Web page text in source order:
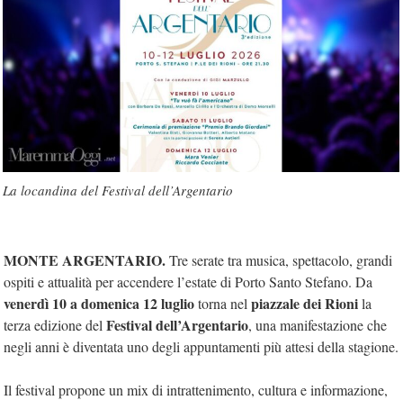
La locandina del Festival dell’Argentario
MONTE ARGENTARIO.Tre serate tra musica, spettacolo, grandi
ospiti e attualità per accendere l’estate di Porto Santo Stefano. Da
venerdì 10 a domenica 12 lugliotorna nel piazzale dei Rionila
terza edizione del Festival dell’Argentario, una manifestazione che
negli anni è diventata uno degli appuntamenti più attesi della stagione.
Il festival propone un mix di intrattenimento, cultura e informazione,